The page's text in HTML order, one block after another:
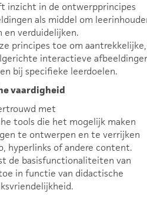
inzicht in de ontwerpprincipes
als middel om
verduidelijken.
principes toe om aantrekkelijke,
interactieve
bij specifieke leerdoelen.
vaardigheid
met
tools die het mogelijk maken
te ontwerpen en te verrijken
hyperlinks of andere content.
de basisfunctionaliteiten van
in functie van didactische